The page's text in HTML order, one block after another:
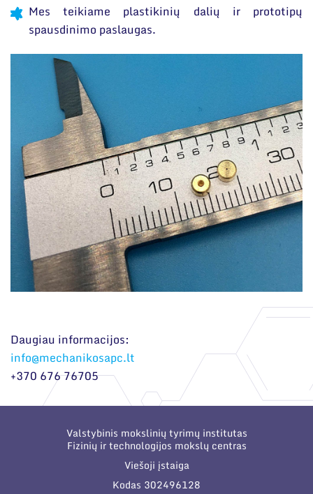
Mes teikiame plastikinių dalių ir prototipų
spausdinimo paslaugas.
Daugiau informacijos:
info@mechanikosapc.lt
+370 676 76705
Valstybinis mokslinių tyrimų institutas
Fizinių ir technologijos mokslų centras
Viešoji įstaiga
Kodas 302496128